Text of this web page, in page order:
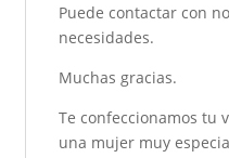
Puede contactar con
necesidades.
Muchas gracias.
Te confeccionamos tu
una mujer muy